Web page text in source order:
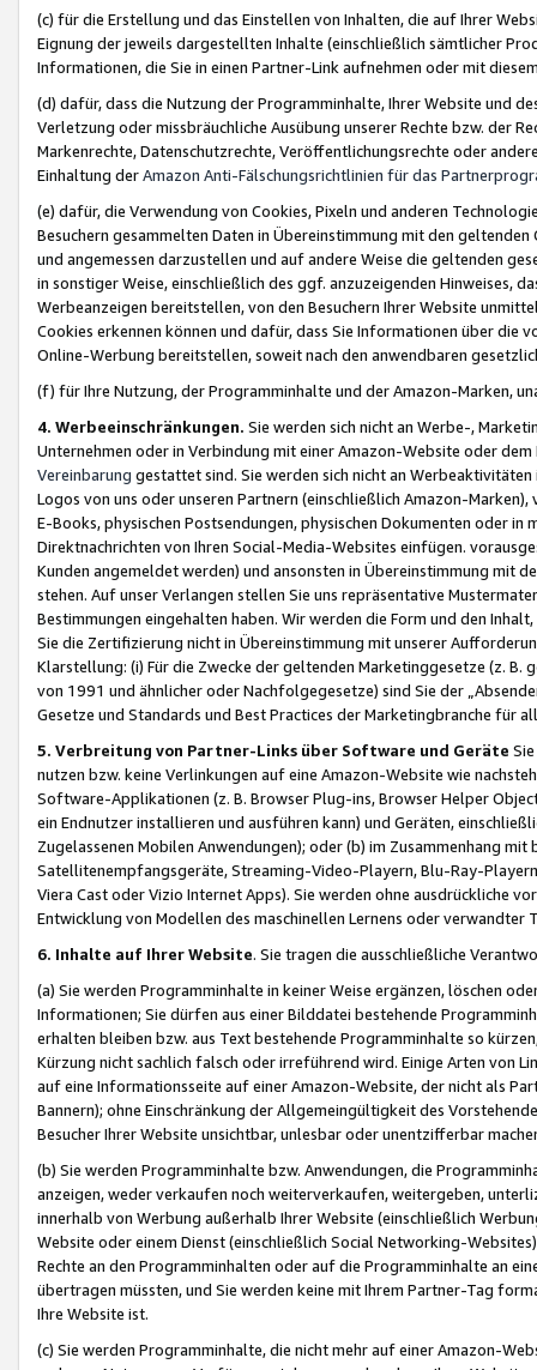
(c) für die Erstellung und das Einstellen von Inhalten, die auf Ihrer
Eignung der jeweils dargestellten Inhalte (einschließlich sämtlicher
Informationen, die Sie in einen Partner-Link aufnehmen oder mit
(d) dafür, dass die Nutzung der Programminhalte, Ihrer Website und
Verletzung oder missbräuchliche Ausübung unserer Rechte bzw. der
Markenrechte, Datenschutzrechte, Veröffentlichungsrechte oder
Einhaltung derAmazon Anti-Fälschungsrichtlinien für das
(e) dafür, die Verwendung von Cookies, Pixeln und anderen
Besuchern gesammelten Daten in Übereinstimmung mit den
und angemessen darzustellen und auf andere Weise die geltenden
in sonstiger Weise, einschließlich des ggf. anzuzeigenden Hinweises,
Werbeanzeigen bereitstellen, von den Besuchern Ihrer Website
Cookies erkennen können und dafür, dass Sie Informationen über die
Online-Werbung bereitstellen, soweit nach den anwendbaren
(f) für Ihre Nutzung, der Programminhalte und der Amazon-Marken,
4. Werbeeinschränkungen. Sie werden sich nicht an Werbe-,
Unternehmen oder in Verbindung mit einer Amazon-Website oder
Vereinbarung gestattet sind. Sie werden sich nicht an
Logos von uns oder unseren Partnern (einschließlich Amazon-
E-Books, physischen Postsendungen, physischen Dokumenten oder in
Direktnachrichten von Ihren Social-Media-Websites einfügen.
Kunden angemeldet werden) und ansonsten in Übereinstimmung mit
stehen. Auf unser Verlangen stellen Sie uns repräsentative
Bestimmungen eingehalten haben. Wir werden die Form und den
Sie die Zertifizierung nicht in Übereinstimmung mit unserer
Klarstellung: (i) Für die Zwecke der geltenden Marketinggesetze (z. B.
von 1991 und ähnlicher oder Nachfolgegesetze) sind Sie der
Gesetze und Standards und Best Practices der Marketingbranche für
5. Verbreitung von Partner-Links über Software und Geräte
nutzen bzw. keine Verlinkungen auf eine Amazon-Website wie
Software-Applikationen (z. B. Browser Plug-ins, Browser Helper
ein Endnutzer installieren und ausführen kann) und Geräten,
Zugelassenen Mobilen Anwendungen); oder (b) im Zusammenhang
Satellitenempfangsgeräte, Streaming-Video-Playern, Blu-Ray-
Viera Cast oder Vizio Internet Apps). Sie werden ohne ausdrückliche
Entwicklung von Modellen des maschinellen Lernens oder
6. Inhalte auf Ihrer Website. Sie tragen die ausschließliche
(a) Sie werden Programminhalte in keiner Weise ergänzen, löschen
Informationen; Sie dürfen aus einer Bilddatei bestehende
erhalten bleiben bzw. aus Text bestehende Programminhalte so
Kürzung nicht sachlich falsch oder irreführend wird. Einige Arten von
auf eine Informationsseite auf einer Amazon-Website, der nicht als
Bannern); ohne Einschränkung der Allgemeingültigkeit des
Besucher Ihrer Website unsichtbar, unlesbar oder unentzifferbar
(b) Sie werden Programminhalte bzw. Anwendungen, die
anzeigen, weder verkaufen noch weiterverkaufen, weitergeben,
innerhalb von Werbung außerhalb Ihrer Website (einschließlich
Website oder einem Dienst (einschließlich Social Networking-
Rechte an den Programminhalten oder auf die Programminhalte an
übertragen müssten, und Sie werden keine mit Ihrem Partner-Tag
Ihre Website ist.
(c) Sie werden Programminhalte, die nicht mehr auf einer Amazon-